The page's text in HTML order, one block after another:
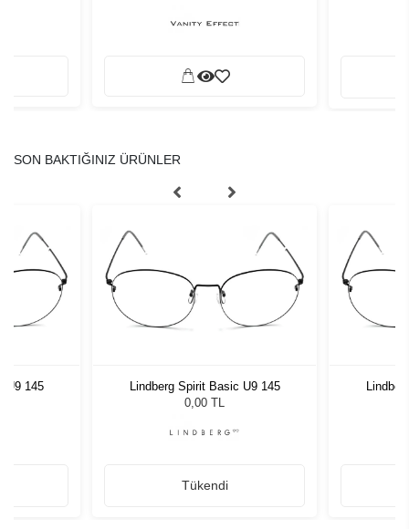
SON BAKTIĞINIZ ÜRÜNLER
U9 145
Lindberg Spirit Basic U9 145
0,00 TL
Tükendi